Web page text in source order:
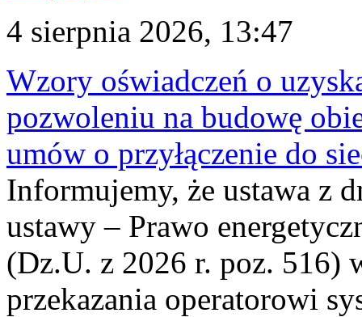
4 sierpnia 2026, 13:47
Wzory oświadczeń o
pozwoleniu na budowę
umów o przyłączenie do
Informujemy, że ustawa z
ustawy – Prawo
(Dz.U. z 2026 r. poz. 516)
przekazania operatorowi